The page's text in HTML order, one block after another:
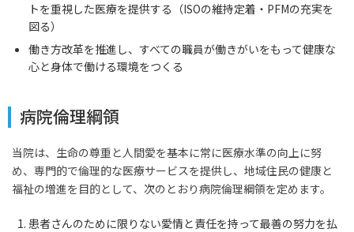
トを重視した医療を提供する（ISOの維持定着・PFMの充実を
図る）
働き方改革を推進し、すべての職員が働きがいをもって健康な
心と身体で働ける環境をつくる
病院倫理綱領
当院は、生命の尊重と人間愛を基本に常に医療水準の向上に努
め、専門的で倫理的な医療サービスを提供し、地域住民の健康と
福祉の増進を目的として、次のとおり病院倫理綱領を定めます。
患者さんのために限りない愛情と責任を持って最善の努力を払